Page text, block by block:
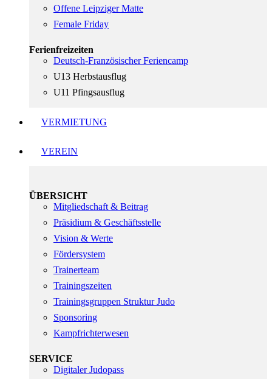
Offene Leipziger Matte
Female Friday
Ferienfreizeiten
Deutsch-Französischer Feriencamp
U13 Herbstausflug
U11 Pfingsausflug
VERMIETUNG
VEREIN
ÜBERSICHT
Mitgliedschaft & Beitrag
Präsidium & Geschäftsstelle
Vision & Werte
Fördersystem
Trainerteam
Trainingszeiten
Trainingsgruppen Struktur Judo
Sponsoring
Kampfrichterwesen
SERVICE
Digitaler Judopass